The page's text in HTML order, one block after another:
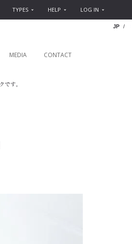
TYPES HELP LOG IN
JP /
MEDIA CONTACT